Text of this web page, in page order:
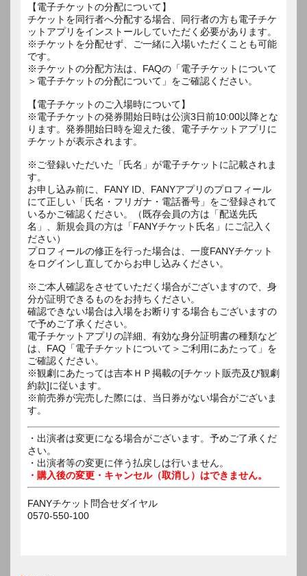
【電子チケットの分配について】
チケットを同行者へ分配する場合、同行者の方も電子チケ
ットアプリをインストールしていただく必要があります。
※チケットを分配せず、ご一緒に入場いただくことも可能
です。
※チケットの分配方法は、FAQの「電子チケットについて
＞電子チケットの分配について」をご確認ください。
【電子チケットのご入場時について】
※電子チケットの発券開始日時は公演3日前10:00以降とな
ります。発券開始日時を迎えた後、電子チケットアプリに
チケットが表示されます。
※ご登録いただいた「氏名」が電子チケットに記載されま
す。
お申し込み前に、FANY ID、FANYアプリのプロフィール
にて正しい「氏名・フリガナ・電話番号」をご登録されて
いるかご確認ください。（既存会員の方は「配送先氏
名」、新規会員の方は「FANYチケット氏名」にご記入く
ださい）
プロフィールの修正を行った場合は、一度FANYチケット
をログインし直してからお申し込みください。
※ご本人確認をさせていただく場合がございますので、身
分が証明できるものをお持ちください。
確認できない場合は入場をお断りする場合もございますの
で予めご了承ください。
電子チケットアプリの詳細、有効な身分証明書の種類など
は、FAQ「電子チケットについて＞ご利用にあたって」を
ご確認ください。
※観劇にあたっては吉本ＨＰ掲載の[チケット販売及び観劇
約款]に従います。
※前売券が完売した際には、当日券がない場合がございま
す。
・出演者は変更になる場合がございます。予めご了承くだ
さい。
・出演者等の変更に伴う払戻しは行いません。
・購入後の変更・キャンセル（取消し）はできません。
FANYチケット問合せダイヤル
0570-550-100